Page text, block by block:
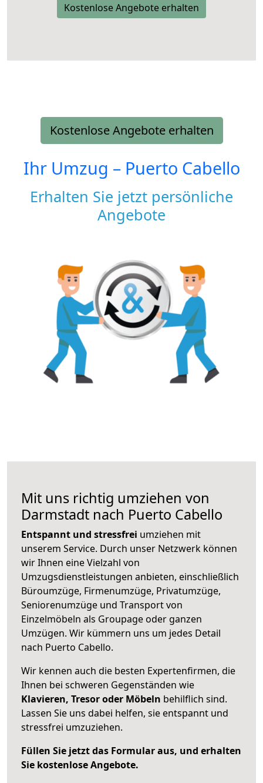
Kostenlose Angebote erhalten
Kostenlose Angebote erhalten
Ihr Umzug – Puerto Cabello
Erhalten Sie jetzt persönliche
Angebote
Mit uns richtig umziehen von
Darmstadt nach Puerto Cabello
Entspannt und stressfrei umziehen mit
unserem Service. Durch unser Netzwerk können
wir Ihnen eine Vielzahl von
Umzugsdienstleistungen anbieten, einschließlich
Büroumzüge, Firmenumzüge, Privatumzüge,
Seniorenumzüge und Transport von
Einzelmöbeln als Groupage oder ganzen
Umzügen. Wir kümmern uns um jedes Detail
nach Puerto Cabello.
Wir kennen auch die besten Expertenfirmen, die
Ihnen bei schweren Gegenständen wie
Klavieren, Tresor oder Möbeln behilflich sind.
Lassen Sie uns dabei helfen, sie entspannt und
stressfrei umzuziehen.
Füllen Sie jetzt das Formular aus, und erhalten
Sie kostenlose Angebote.